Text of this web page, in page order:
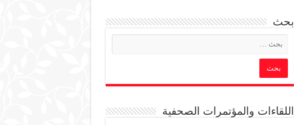
بحث
اللقاءات والمؤتمرات الصحفية